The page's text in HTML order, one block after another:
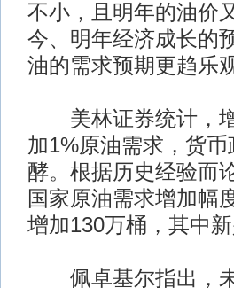
不小，且明年的油价
今、明年经济成长的
油的需求预期更趋乐
美林证券统计，增
加1%原油需求，货
酵。根据历史经验而
国家原油需求增加幅
增加130万桶，其中
佩卓基尔指出，未